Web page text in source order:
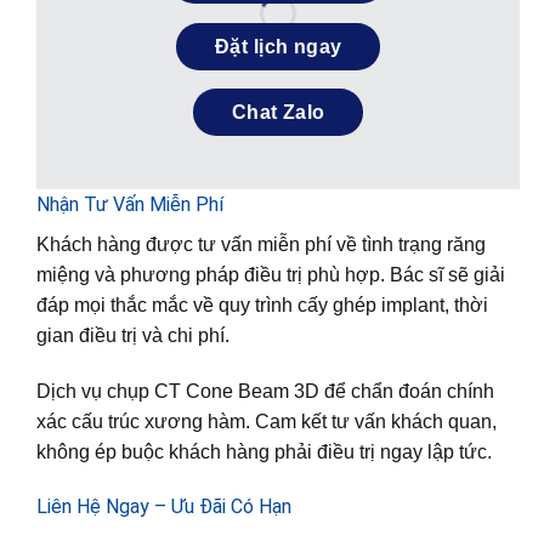
Đặt lịch ngay
Chat Zalo
Nhận Tư Vấn Miễn Phí
Khách hàng được tư vấn miễn phí về tình trạng răng
miệng và phương pháp điều trị phù hợp. Bác sĩ sẽ giải
đáp mọi thắc mắc về quy trình cấy ghép implant, thời
gian điều trị và chi phí.
Dịch vụ chụp CT Cone Beam 3D để chẩn đoán chính
xác cấu trúc xương hàm. Cam kết tư vấn khách quan,
không ép buộc khách hàng phải điều trị ngay lập tức.
Liên Hệ Ngay – Ưu Đãi Có Hạn